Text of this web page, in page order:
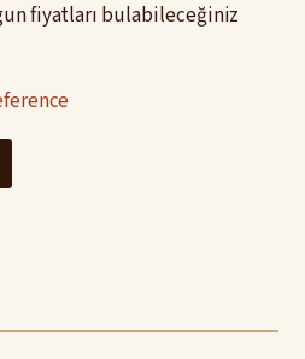
fiyatları bulabileceğiniz